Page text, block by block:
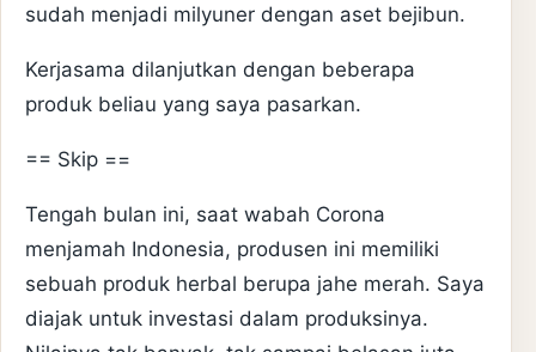
sudah menjadi milyuner dengan aset bejibun.
Kerjasama dilanjutkan dengan beberapa
produk beliau yang saya pasarkan.
== Skip ==
Tengah bulan ini, saat wabah Corona
menjamah Indonesia, produsen ini memiliki
sebuah produk herbal berupa jahe merah. Saya
diajak untuk investasi dalam produksinya.